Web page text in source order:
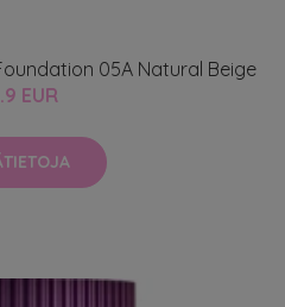
05A Natural Beige
EUR